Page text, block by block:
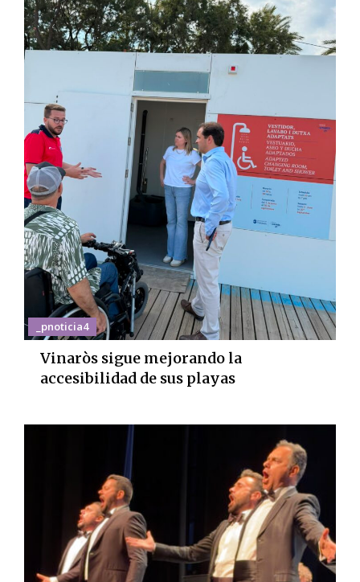
_pnoticia4
Vinaròs sigue mejorando la
accesibilidad de sus playas